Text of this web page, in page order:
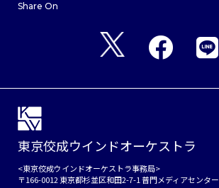
Share On
東京佼成ウインドオーケストラ
<東京佼成ウインドオーケストラ事務局>
〒166-0012 東京都杉並区和田2-7-1 普門メディアセンター